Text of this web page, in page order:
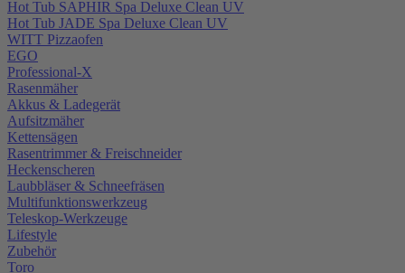
Hot Tub SAPHIR Spa Deluxe Clean UV
Hot Tub JADE Spa Deluxe Clean UV
WITT Pizzaofen
EGO
Professional-X
Rasenmäher
Akkus & Ladegerät
Aufsitzmäher
Kettensägen
Rasentrimmer & Freischneider
Heckenscheren
Laubbläser & Schneefräsen
Multifunktionswerkzeug
Teleskop-Werkzeuge
Lifestyle
Zubehör
Toro